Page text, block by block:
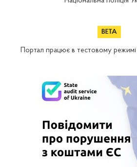
Портал працює в тестовому режимі